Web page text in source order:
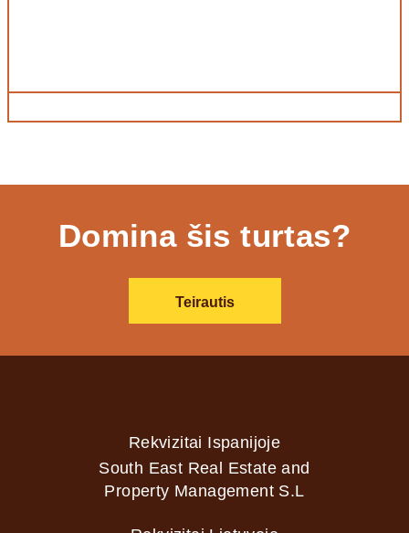
Domina šis turtas?
Teirautis
Rekvizitai Ispanijoje
South East Real Estate and
Property Management S.L